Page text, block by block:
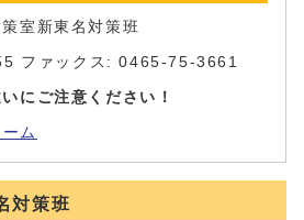
室新東名対策班
ファックス: 0465-75-3661
にご注意ください！
対策班